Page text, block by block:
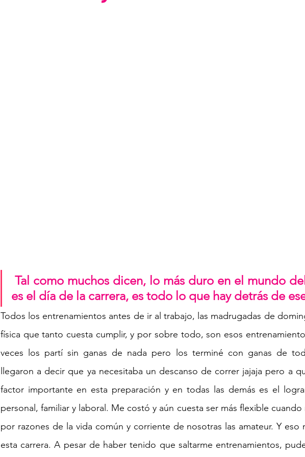
Tal como muchos dicen, lo más duro en el mundo
es el día de la carrera, es todo lo que hay detrás de
Todos los entrenamientos antes de ir al trabajo, las madrugadas de
física que tanto cuesta cumplir, y por sobre todo, son esos
veces los partí sin ganas de nada pero los terminé con ganas de
llegaron a decir que ya necesitaba un descanso de correr jajaja pero a
factor importante en esta preparación y en todas las demás es el
personal, familiar y laboral. Me costó y aún cuesta ser más flexible
por razones de la vida común y corriente de nosotras las amateur. Y eso
esta carrera. A pesar de haber tenido que saltarme entrenamientos,